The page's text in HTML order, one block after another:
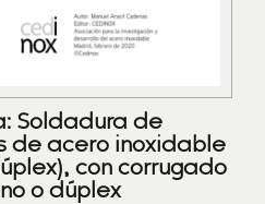
Soldadura de
de acero inoxidable
con corrugado
o dúplex